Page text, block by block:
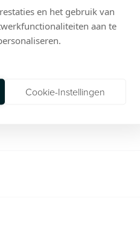
en het gebruik van
aan te
Cookie-Instellingen